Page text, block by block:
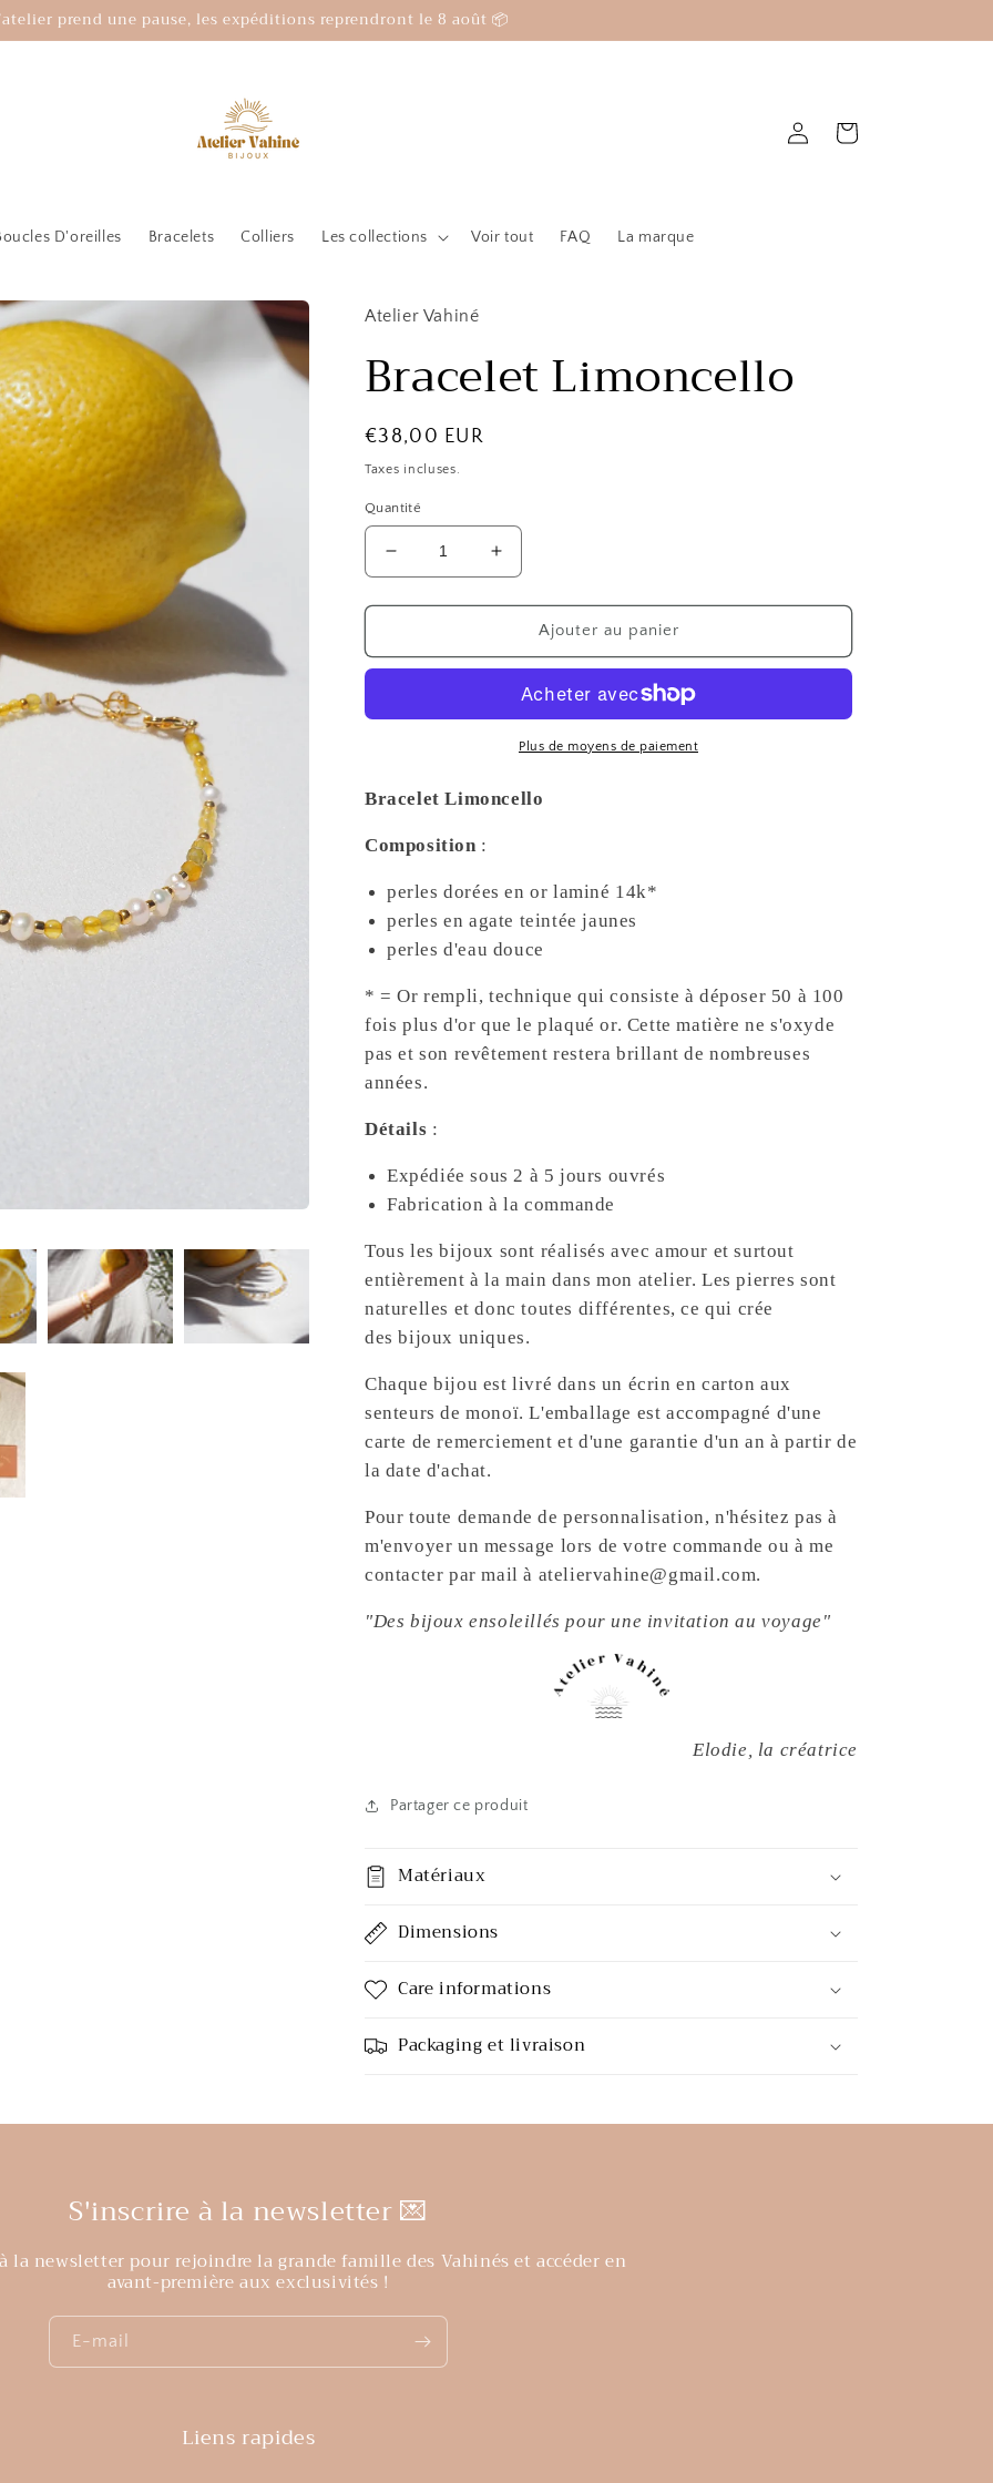
prend une pause, les expéditions reprendront le 8 août 📦
D'oreilles Bracelets Colliers Les collections Voir tout FAQ La marque
Connexion Panier
Atelier Vahiné
Bracelet Limoncello
Prix
habituel
€38,00 EUR
Taxes incluses.
Quantité
Réduire
la
quantité
Bracelet
Augmenter
la
quantité
Bracelet
Ajouter au panier
Plus de moyens de paiement
Bracelet Limoncello
Composition :
perles dorées en or laminé 14k*
perles en agate teintée jaunes
perles d'eau douce
* = Or rempli, technique qui consiste à déposer 50 à 100
fois plus d'or que le plaqué or. Cette matière ne s'oxyde
pas et son revêtement restera brillant de nombreuses
années.
Détails :
Expédiée sous 2 à 5 jours ouvrés
Fabrication à la commande
Tous les bijoux sont réalisés avec amour et surtout
entièrement à la main dans mon atelier. Les pierres sont
naturelles et donc toutes différentes, ce qui crée
des bijoux uniques.
Chaque bijou est livré dans un écrin en carton aux
senteurs de monoï. L'emballage est accompagné d'une
carte de remerciement et d'une garantie d'un an à partir de
la date d'achat.
Pour toute demande de personnalisation, n'hésitez pas à
m'envoyer un message lors de votre commande ou à me
contacter par mail à ateliervahine@gmail.com.
"Des bijoux ensoleillés pour une invitation au voyage"
Elodie, la créatrice
Partager ce produit
Matériaux
Dimensions
Care informations
Packaging et livraison
S'inscrire à la newsletter 💌
la newsletter pour rejoindre la grande famille des Vahinés et accéder en
avant-première aux exclusivités !
E-mail
Liens rapides